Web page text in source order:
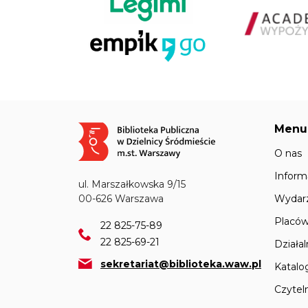
Obraz
ul. Marszałkowska 9/15
00-626 Warszawa
22 825-75-89
22 825-69-21
sekretariat@biblioteka.waw.pl
Menu
O nas